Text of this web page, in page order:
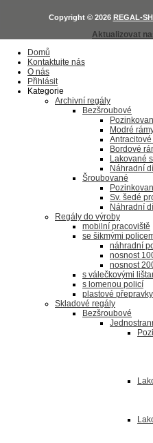
Copyright © 2026 REGAL-
Aktualizovat
Domů
Kontaktujte nás
O nás
Přihlásit
Kategorie
Archivní regály
Bezšroubové
Modré
Bordové
Lakované
Náhradní
Šroubované
Sv. šedé
Náhradní
Regály do výroby
mobilní pracoviště
se šikmými
náhradní
nosnost
nosnost
s válečkovými
s lomenou policí
plastové přepravky
Skladové regály
Bezšroubové